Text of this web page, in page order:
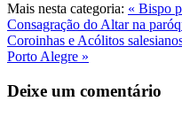
Mais nesta categoria: « Bispo
Consagração do Altar na
Coroinhas e Acólitos
Porto Alegre »
Deixe um comentário